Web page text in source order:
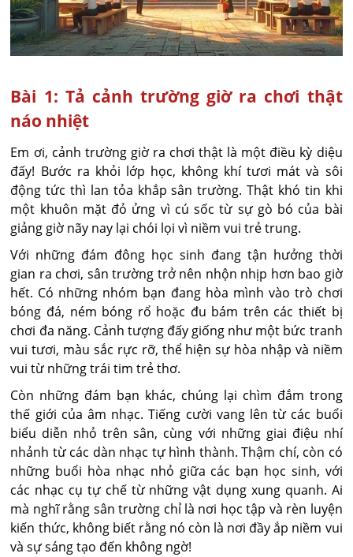
Bài 1: Tả cảnh trường giờ ra chơi thật
náo nhiệt
Em ơi, cảnh trường giờ ra chơi thật là một điều kỳ diệu
đấy! Bước ra khỏi lớp học, không khí tươi mát và sôi
động tức thì lan tỏa khắp sân trường. Thật khó tin khi
một khuôn mặt đỏ ửng vì cú sốc từ sự gò bó của bài
giảng giờ nãy nay lại chói lọi vì niềm vui trẻ trung.
Với những đám đông học sinh đang tận hưởng thời
gian ra chơi, sân trường trở nên nhộn nhịp hơn bao giờ
hết. Có những nhóm bạn đang hòa mình vào trò chơi
bóng đá, ném bóng rổ hoặc đu bám trên các thiết bị
chơi đa năng. Cảnh tượng đấy giống như một bức tranh
vui tươi, màu sắc rực rỡ, thể hiện sự hòa nhập và niềm
vui từ những trái tim trẻ thơ.
Còn những đám bạn khác, chúng lại chìm đắm trong
thế giới của âm nhạc. Tiếng cười vang lên từ các buổi
biểu diễn nhỏ trên sân, cùng với những giai điệu nhí
nhảnh từ các dàn nhạc tự hình thành. Thậm chí, còn có
những buổi hòa nhạc nhỏ giữa các bạn học sinh, với
các nhạc cụ tự chế từ những vật dụng xung quanh. Ai
mà nghĩ rằng sân trường chỉ là nơi học tập và rèn luyện
kiến thức, không biết rằng nó còn là nơi đầy ắp niềm vui
và sự sáng tạo đến không ngờ!